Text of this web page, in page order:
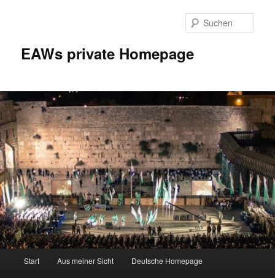
EAWs private Homepage
Start Aus meiner Sicht Deutsche Homepage